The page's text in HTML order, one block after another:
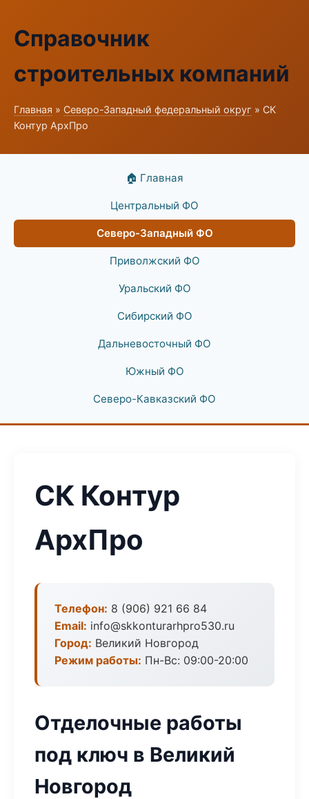
Справочник
строительных компаний
Главная » Северо-Западный федеральный округ » СК
Контур АрхПро
🏠 Главная
Центральный ФО
Северо-Западный ФО
Приволжский ФО
Уральский ФО
Сибирский ФО
Дальневосточный ФО
Южный ФО
Северо-Кавказский ФО
СК Контур
АрхПро
Телефон: 8 (906) 921 66 84
Email: info@skkonturarhpro530.ru
Город: Великий Новгород
Режим работы: Пн-Вс: 09:00-20:00
Отделочные работы
под ключ в Великий
Новгород